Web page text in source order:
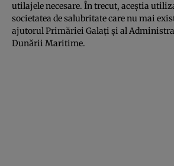
utilajele necesare. În trecut, aceştia
societatea de salubritate care nu mai
ajutorul Primăriei Galaţi şi al
Dunării Maritime.